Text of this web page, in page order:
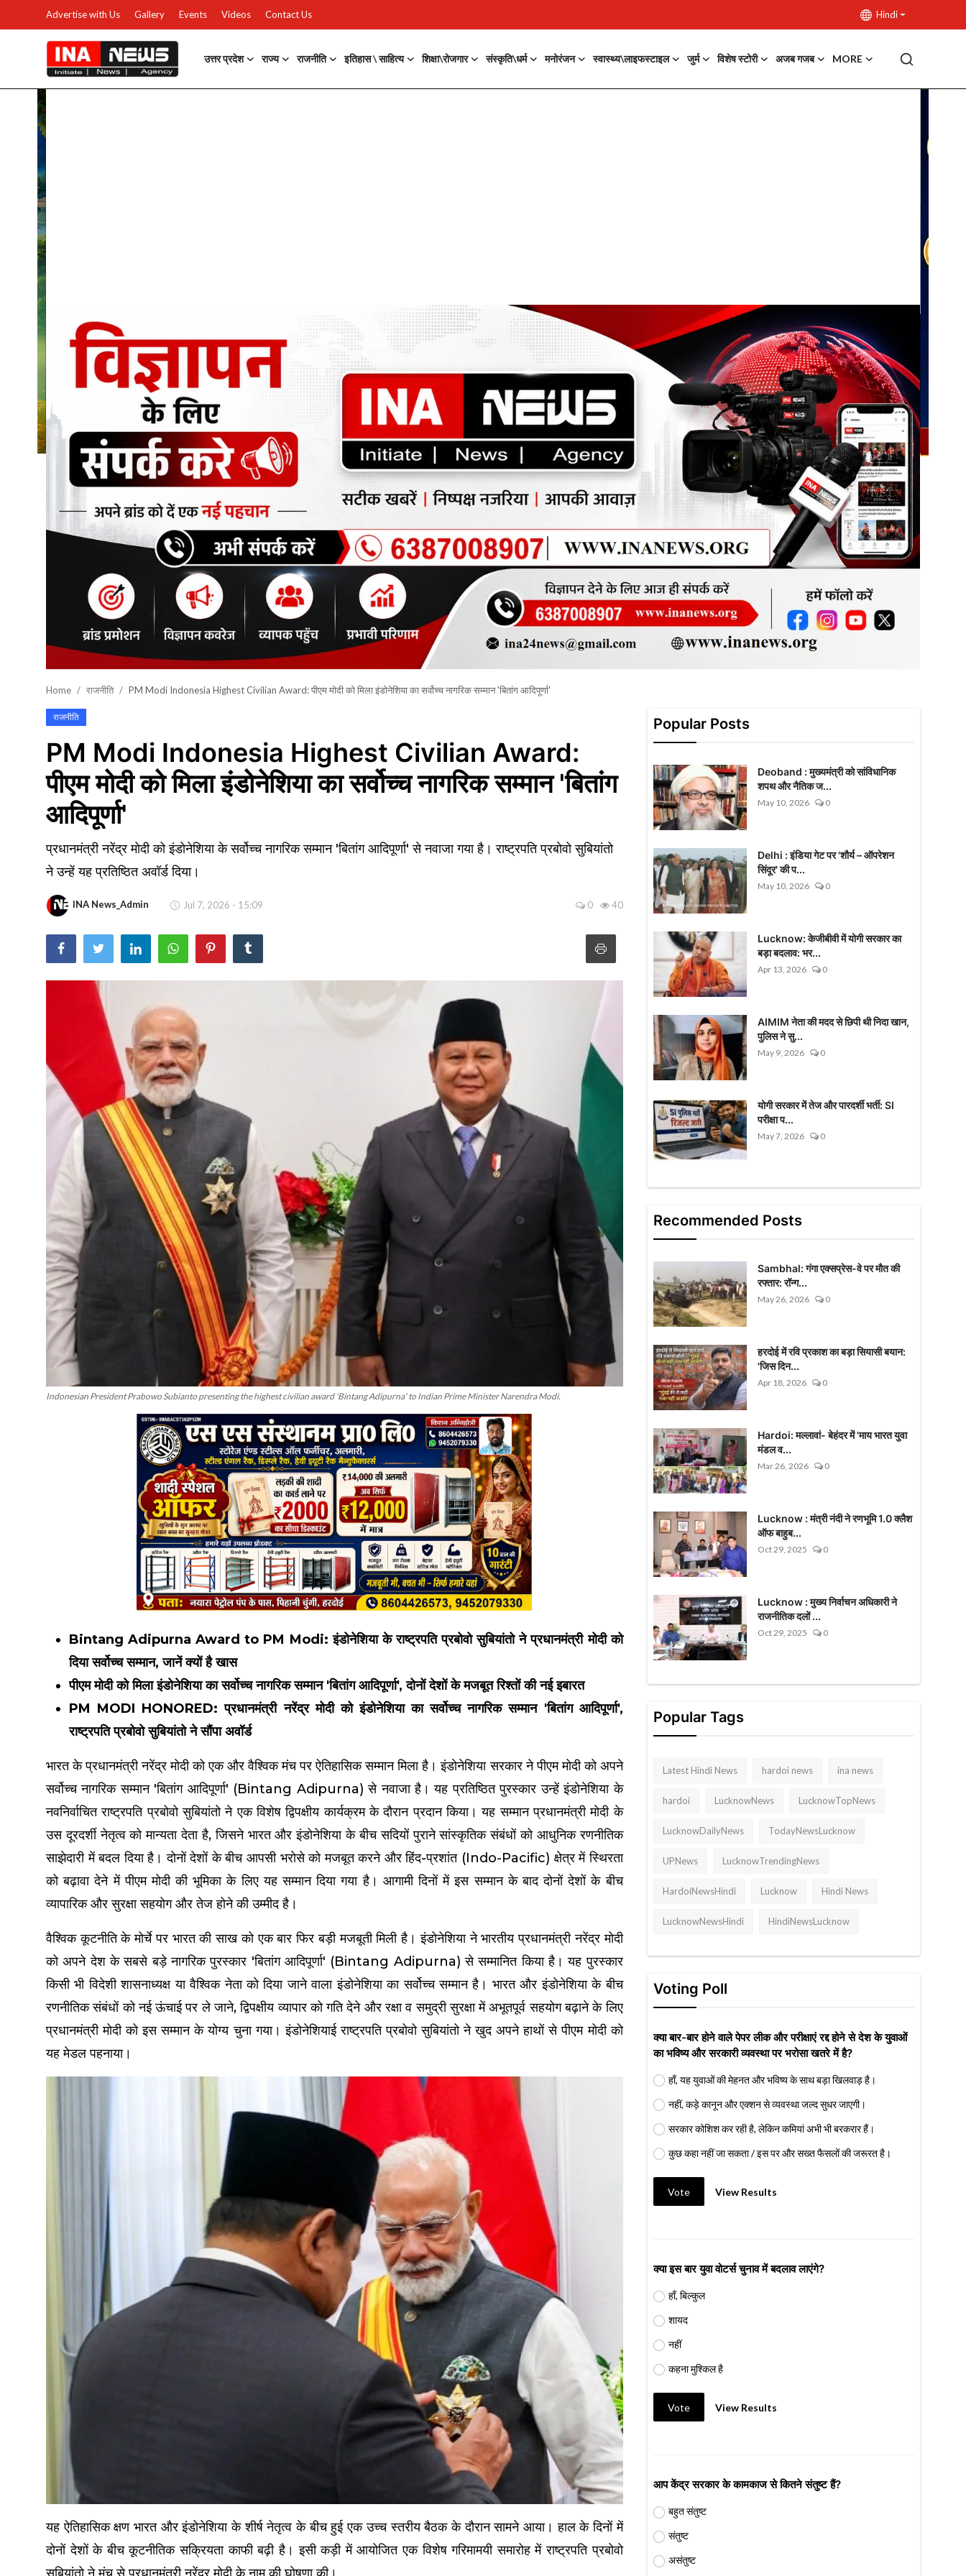
Advertise with Us Gallery Events Videos Contact Us Hindi
उत्तर प्रदेश राज्य राजनीति इतिहास \ साहित्य शिक्षा\रोजगार संस्कृति\धर्म मनोरंजन स्वास्थ्य\लाइफस्टाइल जुर्म विशेष स्टोरी अजब गजब MORE
उत्तर प्रदेश
Advertise with Us
Events
Gallery
राजनीति
Contacts
इतिहास \ साहित्य
शिक्षा\रोजगार
मनोरंजन
स्वास्थ्य\लाइफस्टाइल
अजब गजब
टेक्नोलॉजी / बिजनेस
वायरल न्यूज़
Home राजनीति PM Modi Indonesia Highest Civilian Award: पीएम मोदी को मिला इंडोनेशिया का सर्वोच्च नागरिक सम्मान 'बितांग आदिपूर्णा'
राजनीति
PM Modi Indonesia Highest Civilian Award:
पीएम मोदी को मिला इंडोनेशिया का सर्वोच्च नागरिक सम्मान 'बितांग
आदिपूर्णा'
प्रधानमंत्री नरेंद्र मोदी को इंडोनेशिया के सर्वोच्च नागरिक सम्मान 'बितांग आदिपूर्णा' से नवाजा गया है। राष्ट्रपति प्रबोवो सुबियांतो
ने उन्हें यह प्रतिष्ठित अवॉर्ड दिया।
INA News_Admin Jul 7, 2026 - 15:09 0 40
Indonesian President Prabowo Subianto presenting the highest civilian award 'Bintang Adipurna' to Indian Prime Minister Narendra Modi.
Bintang Adipurna Award to PM Modi: इंडोनेशिया के राष्ट्रपति प्रबोवो सुबियांतो ने प्रधानमंत्री मोदी को
दिया सर्वोच्च सम्मान, जानें क्यों है खास
पीएम मोदी को मिला इंडोनेशिया का सर्वोच्च नागरिक सम्मान 'बितांग आदिपूर्णा', दोनों देशों के मजबूत रिश्तों की नई इबारत
PM MODI HONORED: प्रधानमंत्री नरेंद्र मोदी को इंडोनेशिया का सर्वोच्च नागरिक सम्मान 'बितांग आदिपूर्णा',
राष्ट्रपति प्रबोवो सुबियांतो ने सौंपा अवॉर्ड
भारत के प्रधानमंत्री नरेंद्र मोदी को एक और वैश्विक मंच पर ऐतिहासिक सम्मान मिला है। इंडोनेशिया सरकार ने पीएम मोदी को अपने
सर्वोच्च नागरिक सम्मान 'बितांग आदिपूर्णा' (Bintang Adipurna) से नवाजा है। यह प्रतिष्ठित पुरस्कार उन्हें इंडोनेशिया के
नवनिर्वाचित राष्ट्रपति प्रबोवो सुबियांतो ने एक विशेष द्विपक्षीय कार्यक्रम के दौरान प्रदान किया। यह सम्मान प्रधानमंत्री मोदी के
उस दूरदर्शी नेतृत्व को मान्यता देता है, जिसने भारत और इंडोनेशिया के बीच सदियों पुराने सांस्कृतिक संबंधों को आधुनिक रणनीतिक
साझेदारी में बदल दिया है। दोनों देशों के बीच आपसी भरोसे को मजबूत करने और हिंद-प्रशांत (Indo-Pacific) क्षेत्र में स्थिरता
को बढ़ावा देने में पीएम मोदी की भूमिका के लिए यह सम्मान दिया गया है। आगामी दिनों में इस सम्मान के बाद दोनों देशों के बीच
व्यापारिक और सुरक्षा सहयोग और तेज होने की उम्मीद है।
वैश्विक कूटनीति के मोर्चे पर भारत की साख को एक बार फिर बड़ी मजबूती मिली है। इंडोनेशिया ने भारतीय प्रधानमंत्री नरेंद्र मोदी
को अपने देश के सबसे बड़े नागरिक पुरस्कार 'बितांग आदिपूर्णा' (Bintang Adipurna) से सम्मानित किया है। यह पुरस्कार
किसी भी विदेशी शासनाध्यक्ष या वैश्विक नेता को दिया जाने वाला इंडोनेशिया का सर्वोच्च सम्मान है। भारत और इंडोनेशिया के बीच
रणनीतिक संबंधों को नई ऊंचाई पर ले जाने, द्विपक्षीय व्यापार को गति देने और रक्षा व समुद्री सुरक्षा में अभूतपूर्व सहयोग बढ़ाने के लिए
प्रधानमंत्री मोदी को इस सम्मान के योग्य चुना गया। इंडोनेशियाई राष्ट्रपति प्रबोवो सुबियांतो ने खुद अपने हाथों से पीएम मोदी को
यह मेडल पहनाया।
यह ऐतिहासिक क्षण भारत और इंडोनेशिया के शीर्ष नेतृत्व के बीच हुई एक उच्च स्तरीय बैठक के दौरान सामने आया। हाल के दिनों में
दोनों देशों के बीच कूटनीतिक सक्रियता काफी बढ़ी है। इसी कड़ी में आयोजित एक विशेष गरिमामयी समारोह में राष्ट्रपति प्रबोवो
सुबियांतो ने मंच से प्रधानमंत्री नरेंद्र मोदी के नाम की घोषणा की।
Popular Posts
Deoband : मुख्यमंत्री को सांविधानिक
शपथ और नैतिक ज...
May 10, 2026 0
Delhi : इंडिया गेट पर 'शौर्य – ऑपरेशन
सिंदूर' की प...
May 10, 2026 0
Lucknow: केजीबीवी में योगी सरकार का
बड़ा बदलाव: भर...
Apr 13, 2026 0
AIMIM नेता की मदद से छिपी थी निदा खान,
पुलिस ने सु...
May 9, 2026 0
योगी सरकार में तेज और पारदर्शी भर्ती: SI
परीक्षा प...
May 7, 2026 0
Recommended Posts
Sambhal: गंगा एक्सप्रेस-वे पर मौत की
रफ्तार: रॉन्ग...
May 26, 2026 0
हरदोई में रवि प्रकाश का बड़ा सियासी बयान:
'जिस दिन...
Apr 18, 2026 0
Hardoi: मल्लावां- बेहंदर में 'माय भारत युवा
मंडल व...
Mar 26, 2026 0
Lucknow : मंत्री नंदी ने रणभूमि 1.0 क्लैश
ऑफ बाहुब...
Oct 29, 2025 0
Lucknow : मुख्य निर्वाचन अधिकारी ने
राजनीतिक दलों ...
Oct 29, 2025 0
Popular Tags
Latest Hindi News hardoi news ina news
hardoi LucknowNews LucknowTopNews
LucknowDailyNews TodayNewsLucknow
UPNews LucknowTrendingNews
HardoiNewsHindi Lucknow Hindi News
LucknowNewsHindi HindiNewsLucknow
Voting Poll
क्या बार-बार होने वाले पेपर लीक और परीक्षाएं रद्द होने से देश के युवाओं
का भविष्य और सरकारी व्यवस्था पर भरोसा खतरे में है?
हाँ, यह युवाओं की मेहनत और भविष्य के साथ बड़ा खिलवाड़ है।
नहीं, कड़े कानून और एक्शन से व्यवस्था जल्द सुधर जाएगी।
सरकार कोशिश कर रही है, लेकिन कमियां अभी भी बरकरार हैं।
कुछ कहा नहीं जा सकता / इस पर और सख्त फैसलों की जरूरत है।
Vote View Results
क्या इस बार युवा वोटर्स चुनाव में बदलाव लाएंगे?
हाँ, बिल्कुल
शायद
नहीं
कहना मुश्किल है
Vote View Results
आप केंद्र सरकार के कामकाज से कितने संतुष्ट हैं?
बहुत संतुष्ट
संतुष्ट
असंतुष्ट